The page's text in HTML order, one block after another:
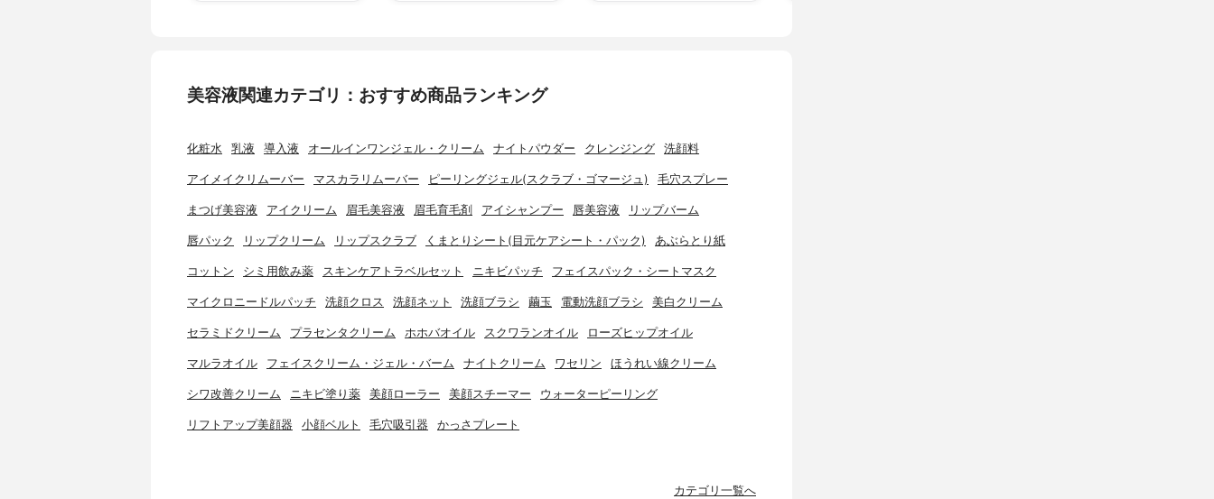
美容液関連カテゴリ：おすすめ商品ランキング
化粧水 乳液 導入液 オールインワンジェル・クリーム ナイトパウダー クレンジング 洗顔料
アイメイクリムーバー マスカラリムーバー ピーリングジェル(スクラブ・ゴマージュ) 毛穴スプレー
まつげ美容液 アイクリーム 眉毛美容液 眉毛育毛剤 アイシャンプー 唇美容液 リップバーム
唇パック リップクリーム リップスクラブ くまとりシート(目元ケアシート・パック) あぶらとり紙
コットン シミ用飲み薬 スキンケアトラベルセット ニキビパッチ フェイスパック・シートマスク
マイクロニードルパッチ 洗顔クロス 洗顔ネット 洗顔ブラシ 繭玉 電動洗顔ブラシ 美白クリーム
セラミドクリーム プラセンタクリーム ホホバオイル スクワランオイル ローズヒップオイル
マルラオイル フェイスクリーム・ジェル・バーム ナイトクリーム ワセリン ほうれい線クリーム
シワ改善クリーム ニキビ塗り薬 美顔ローラー 美顔スチーマー ウォーターピーリング
リフトアップ美顔器 小顔ベルト 毛穴吸引器 かっさプレート
カテゴリ一覧へ